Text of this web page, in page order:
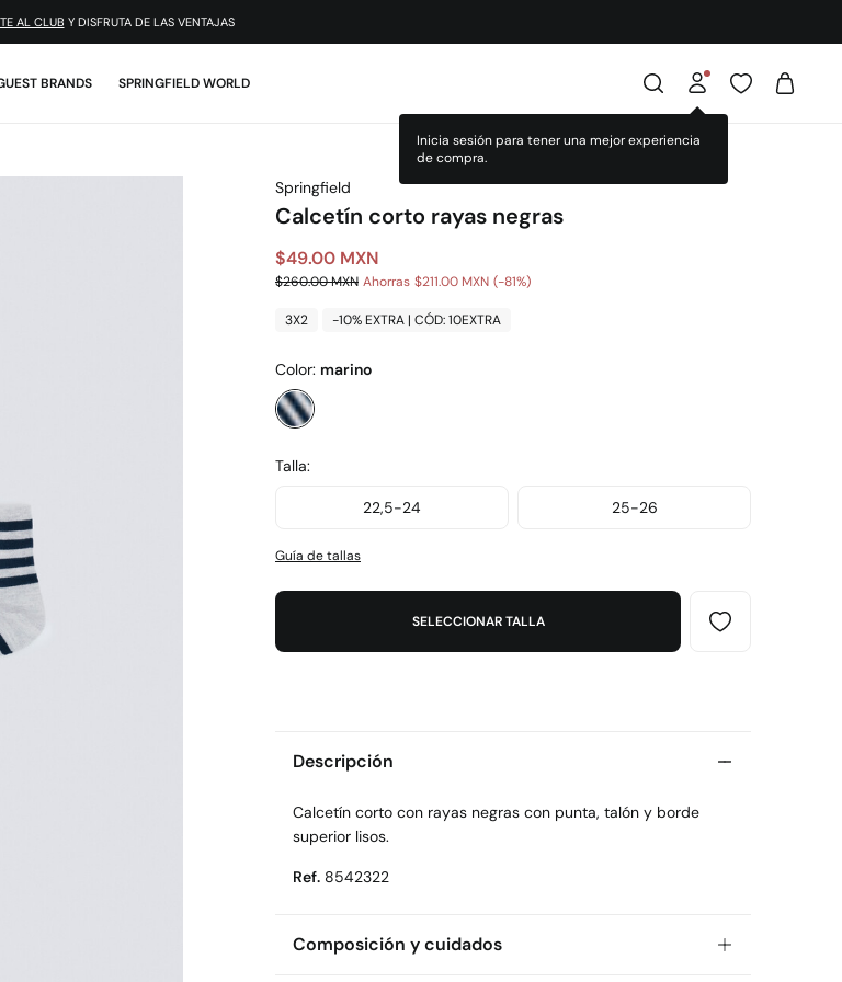
BRANDS SPRINGFIELD WORLD
Inicia sesión para tener una mejor experiencia
de compra.
Springfield
Calcetín corto rayas negras
$49.00 MXN
$260.00 MXN Ahorras $211.00 MXN 81
3X2 -10% EXTRA | CÓD: 10EXTRA
Color: marino
Talla:
22,5-24 25-26
Guía de tallas
SELECCIONAR TALLA
Descripción
Calcetín corto con rayas negras con punta, talón y borde
superior lisos.
Ref. 8542322
Composición y cuidados